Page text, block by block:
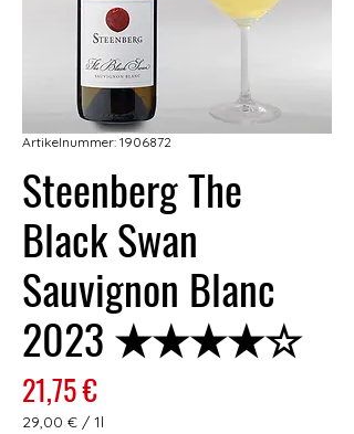
Artikelnummer: 1906872
Steenberg The
Black Swan
Sauvignon Blanc
2023 ★★★★☆
21,75 €Preis
29,00 € / 1l